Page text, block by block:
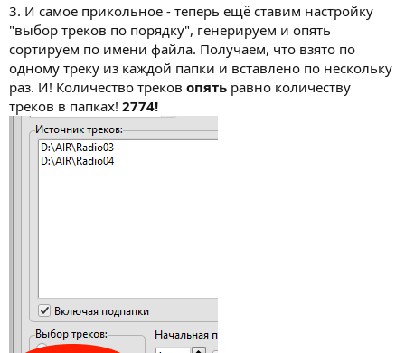
3. И самое прикольное - теперь ещё ставим настройку
"выбор треков по порядку", генерируем и опять
сортируем по имени файла. Получаем, что взято по
одному треку из каждой папки и вставлено по нескольку
раз. И! Количество треков опять равно количеству
треков в папках! 2774!